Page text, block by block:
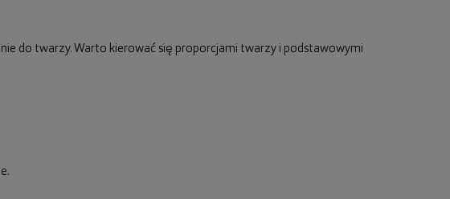
do twarzy. Warto kierować się proporcjami twarzy i podstawowymi